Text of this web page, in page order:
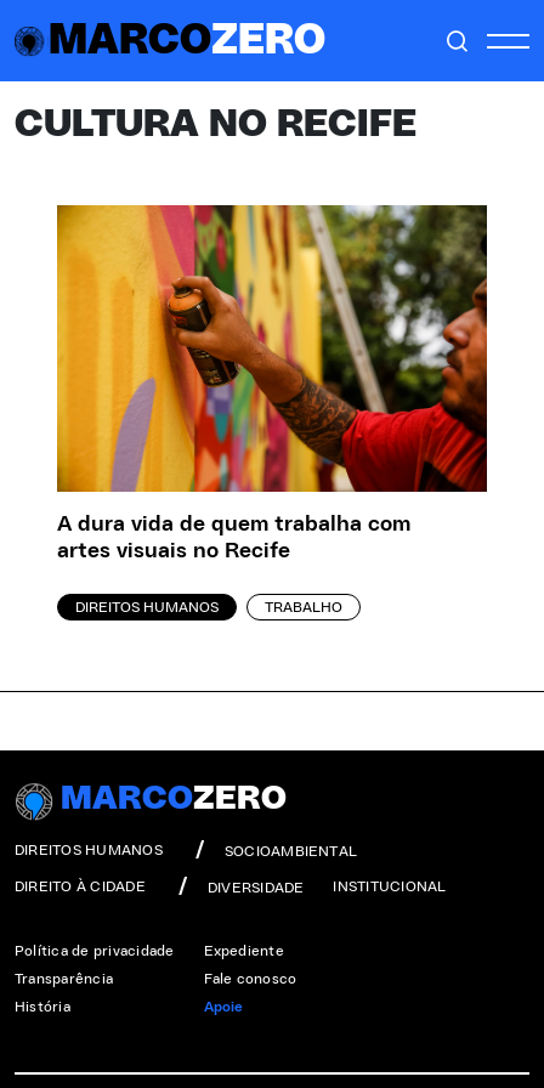
MARCOZERO
CULTURA NO RECIFE
A dura vida de quem trabalha com
artes visuais no Recife
DIREITOS HUMANOS TRABALHO
MARCOZERO
DIREITOS HUMANOS SOCIOAMBIENTAL
DIREITO À CIDADE DIVERSIDADE INSTITUCIONAL
Política de privacidade
Transparência
História
Expediente
Fale conosco
Apoie